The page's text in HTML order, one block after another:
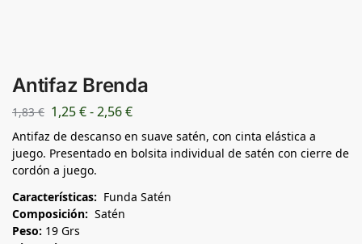
Antifaz Brenda
1,83€ 1,25€-2,56€
Antifaz de descanso en suave satén, con cinta elástica a
juego. Presentado en bolsita individual de satén con cierre de
cordón a juego.
Características: Funda Satén
Composición: Satén
Peso: 19 Grs